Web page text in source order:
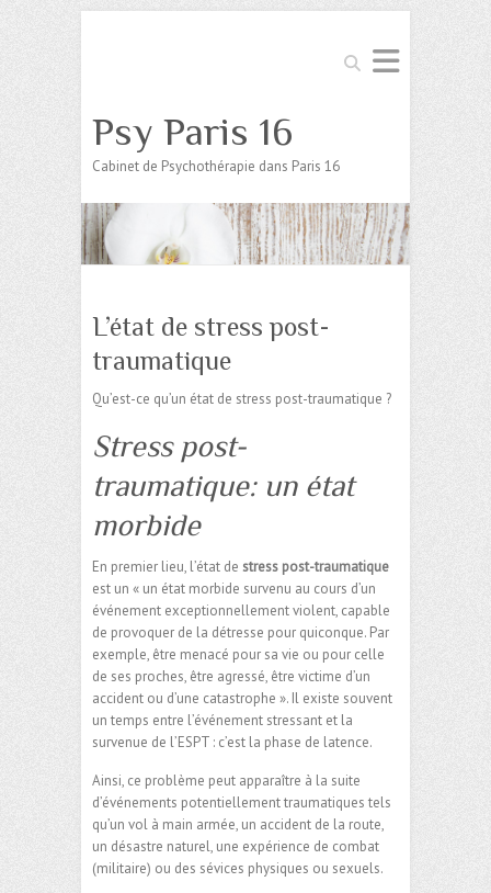
Search
Psy Paris 16
Cabinet de Psychothérapie dans Paris 16
L’état de stress post-
traumatique
Qu’est-ce qu’un état de stress post-traumatique ?
Stress post-
traumatique: un état
morbide
En premier lieu, l’état de stress post-traumatique
est un « un état morbide survenu au cours d’un
événement exceptionnellement violent, capable
de provoquer de la détresse pour quiconque. Par
exemple, être menacé pour sa vie ou pour celle
de ses proches, être agressé, être victime d’un
accident ou d’une catastrophe ». Il existe souvent
un temps entre l’événement stressant et la
survenue de l’ESPT : c’est la phase de latence.
Ainsi, ce problème peut apparaître à la suite
d’événements potentiellement traumatiques tels
qu’un vol à main armée, un accident de la route,
un désastre naturel, une expérience de combat
(militaire) ou des sévices physiques ou sexuels.